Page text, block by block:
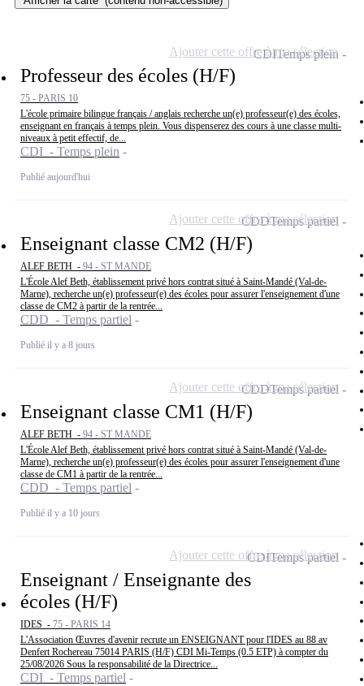
Professeur des écoles (H/F)
75 - PARIS 10
L'école primaire bilingue français / anglais recherche un(e) professeur(e) des écoles,
enseignant en français à temps plein. Vous dispenserez des cours à une classe multi-
niveaux à petit effectif, de...
CDI - Temps plein
Publié aujourd'hui
CDITemps plein
Ajouter cette offre à ma sélection
Enseignant classe CM2 (H/F)
ALEF BETH - 94 - ST MANDE
L'École Alef Beth, établissement privé hors contrat situé à Saint-Mandé (Val-de-
Marne), recherche un(e) professeur(e) des écoles pour assurer l'enseignement d'une
classe de CM2 à partir de la rentrée...
CDD - Temps partiel
Publié il y a 8 jours
CDDTemps partiel
Ajouter cette offre à ma sélection
Enseignant classe CM1 (H/F)
ALEF BETH - 94 - ST MANDE
L'École Alef Beth, établissement privé hors contrat situé à Saint-Mandé (Val-de-
Marne), recherche un(e) professeur(e) des écoles pour assurer l'enseignement d'une
classe de CM1 à partir de la rentrée...
CDD - Temps partiel
Publié il y a 10 jours
CDDTemps partiel
Ajouter cette offre à ma sélection
Enseignant / Enseignante des
écoles (H/F)
IDES - 75 - PARIS 14
L'Association Œuvres d'avenir recrute un ENSEIGNANT pour l'IDES au 88 av
Denfert Rochereau 75014 PARIS (H/F) CDI Mi-Temps (0.5 ETP) à compter du
25/08/2026 Sous la responsabilité de la Directrice...
CDI - Temps partiel
CDITemps partiel
Ajouter cette offre à ma sélection